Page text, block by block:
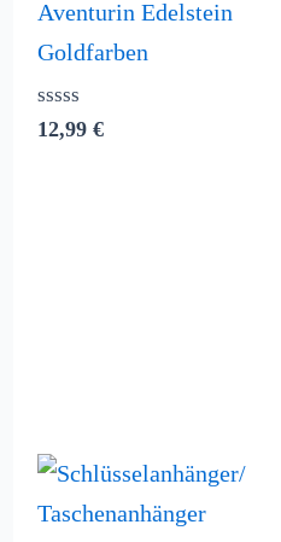
Aventurin Edelstein
Goldfarben
Bewertet
mit
12,99 €